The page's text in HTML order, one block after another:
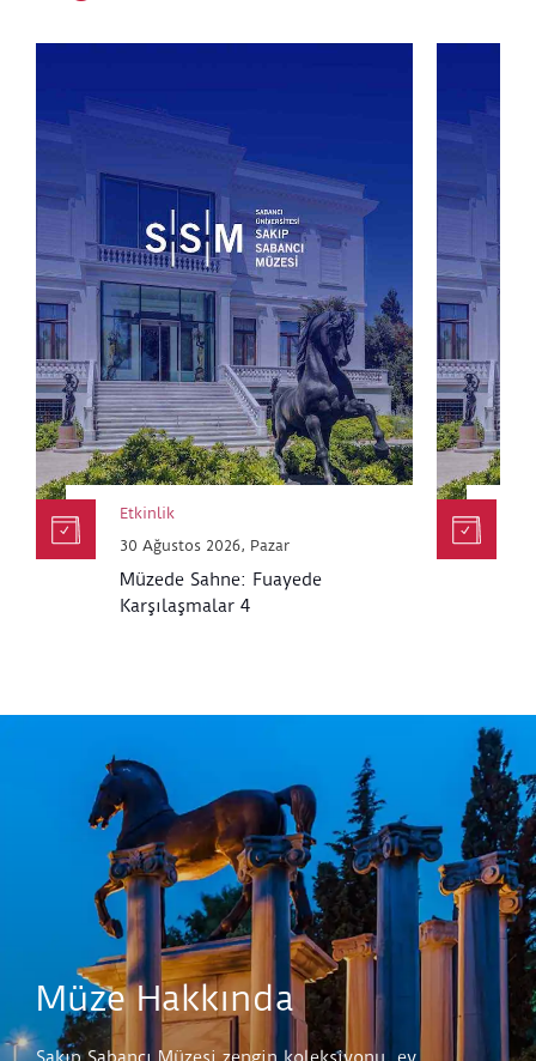
Etkinlik
30 Ağustos 2026, Pazar
Müzede Sahne: Fuayede
Karşılaşmalar 4
Müze Hakkında